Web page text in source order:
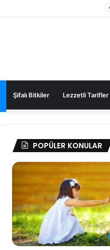
Şifalı Bitkiler Lezzetli Tarifler
POPÜLER KONULAR